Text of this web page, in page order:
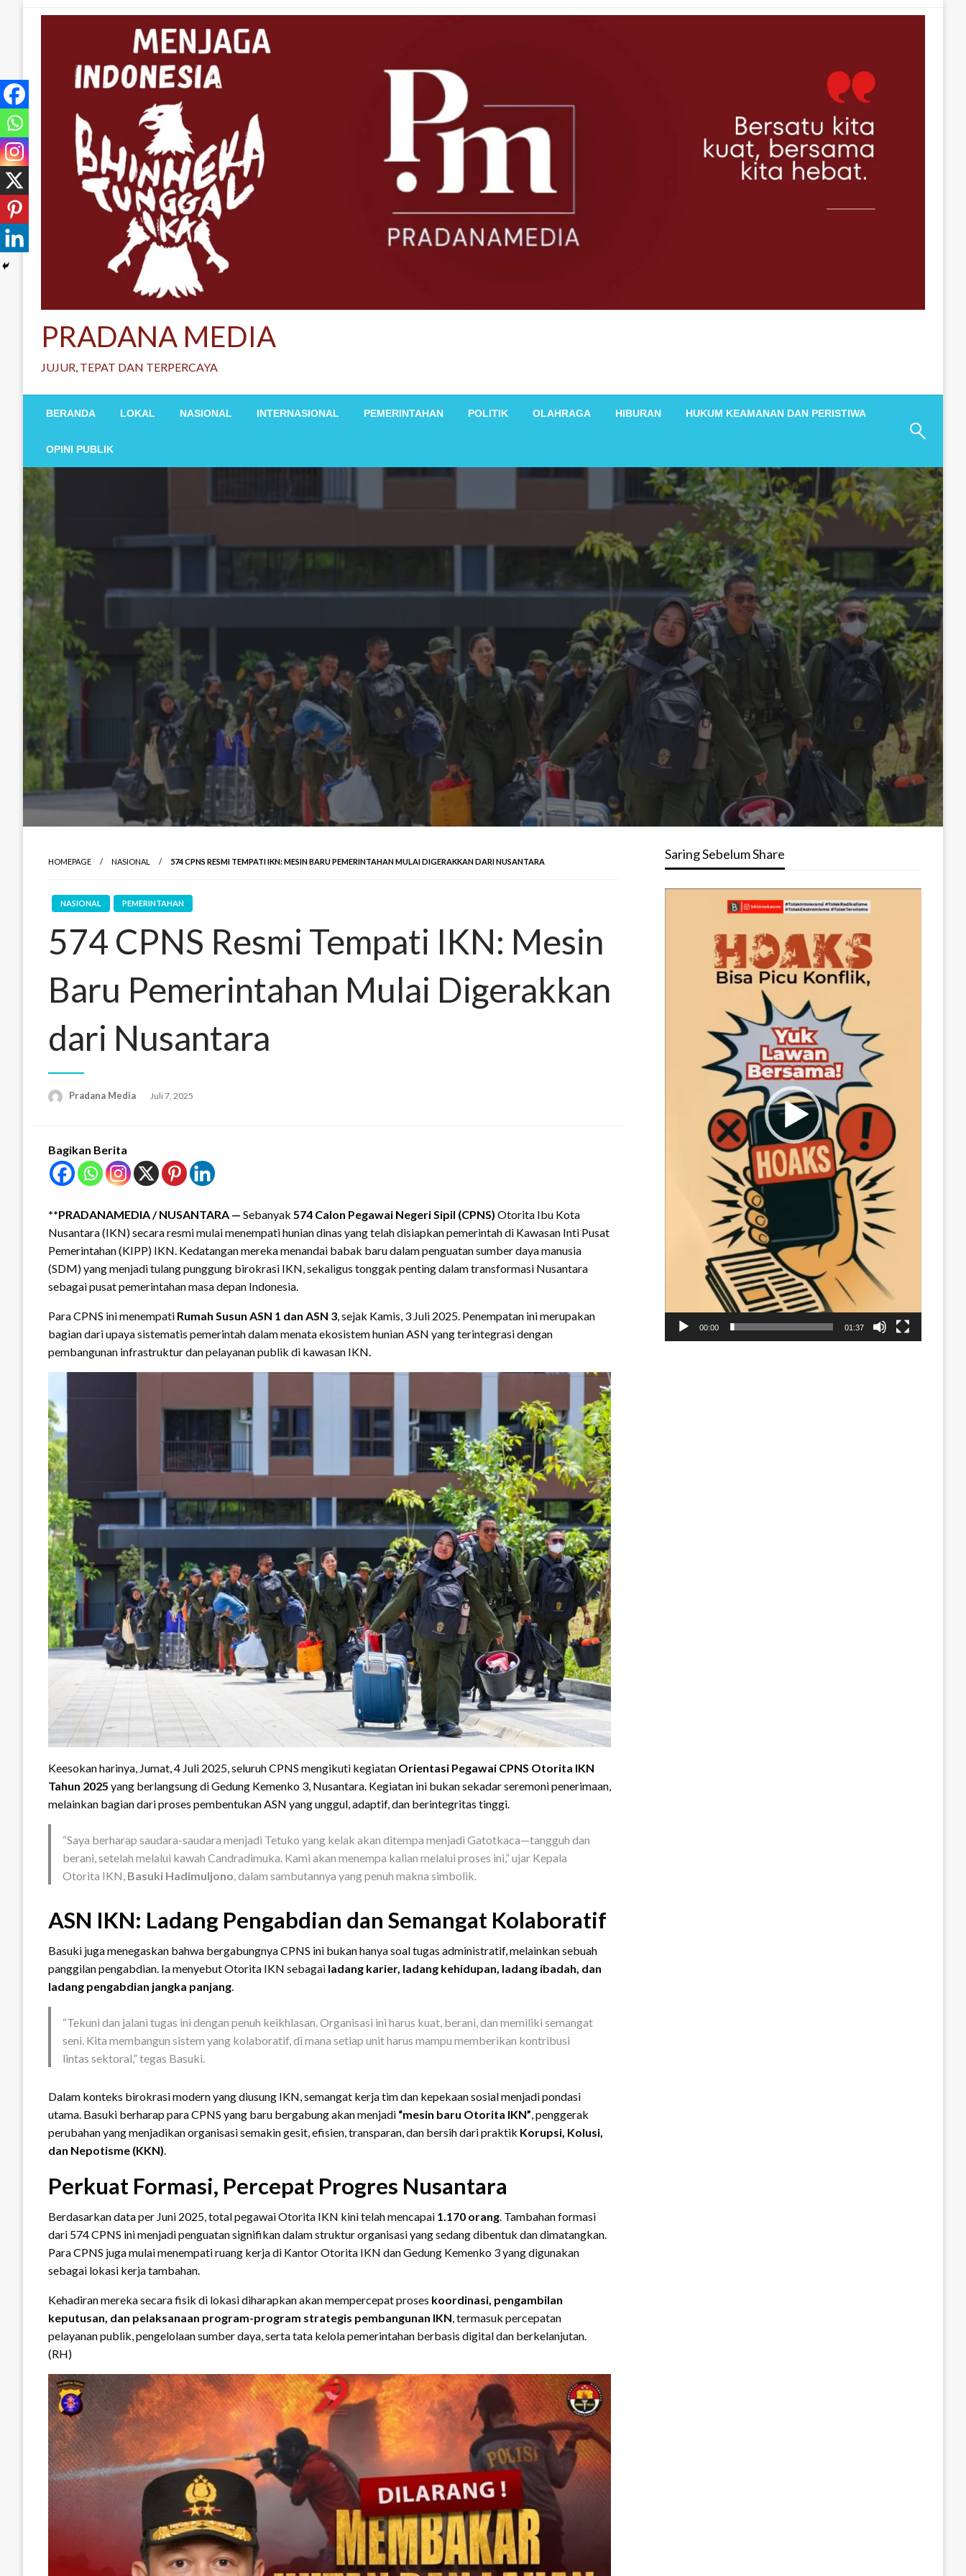
PRADANA MEDIA
JUJUR, TEPAT DAN TERPERCAYA
BERANDA LOKAL NASIONAL INTERNASIONAL PEMERINTAHAN POLITIK OLAHRAGA HIBURAN HUKUM KEAMANAN DAN PERISTIWA
OPINI PUBLIK
HOMEPAGE NASIONAL 574 CPNS RESMI TEMPATI IKN: MESIN BARU PEMERINTAHAN MULAI DIGERAKKAN DARI NUSANTARA
NASIONAL PEMERINTAHAN
574 CPNS Resmi Tempati IKN: Mesin
Baru Pemerintahan Mulai Digerakkan
dari Nusantara
Pradana Media Juli 7, 2025
Bagikan Berita
**PRADANAMEDIA / NUSANTARA — Sebanyak 574 Calon Pegawai Negeri Sipil (CPNS) Otorita Ibu Kota
Nusantara (IKN) secara resmi mulai menempati hunian dinas yang telah disiapkan pemerintah di Kawasan Inti Pusat
Pemerintahan (KIPP) IKN. Kedatangan mereka menandai babak baru dalam penguatan sumber daya manusia
(SDM) yang menjadi tulang punggung birokrasi IKN, sekaligus tonggak penting dalam transformasi Nusantara
sebagai pusat pemerintahan masa depan Indonesia.
Para CPNS ini menempati Rumah Susun ASN 1 dan ASN 3, sejak Kamis, 3 Juli 2025. Penempatan ini merupakan
bagian dari upaya sistematis pemerintah dalam menata ekosistem hunian ASN yang terintegrasi dengan
pembangunan infrastruktur dan pelayanan publik di kawasan IKN.
Keesokan harinya, Jumat, 4 Juli 2025, seluruh CPNS mengikuti kegiatan Orientasi Pegawai CPNS Otorita IKN
Tahun 2025 yang berlangsung di Gedung Kemenko 3, Nusantara. Kegiatan ini bukan sekadar seremoni penerimaan,
melainkan bagian dari proses pembentukan ASN yang unggul, adaptif, dan berintegritas tinggi.
“Saya berharap saudara-saudara menjadi Tetuko yang kelak akan ditempa menjadi Gatotkaca—tangguh dan
berani, setelah melalui kawah Candradimuka. Kami akan menempa kalian melalui proses ini,” ujar Kepala
Otorita IKN, Basuki Hadimuljono, dalam sambutannya yang penuh makna simbolik.
ASN IKN: Ladang Pengabdian dan Semangat Kolaboratif
Basuki juga menegaskan bahwa bergabungnya CPNS ini bukan hanya soal tugas administratif, melainkan sebuah
panggilan pengabdian. Ia menyebut Otorita IKN sebagai ladang karier, ladang kehidupan, ladang ibadah, dan
ladang pengabdian jangka panjang.
“Tekuni dan jalani tugas ini dengan penuh keikhlasan. Organisasi ini harus kuat, berani, dan memiliki semangat
seni. Kita membangun sistem yang kolaboratif, di mana setiap unit harus mampu memberikan kontribusi
lintas sektoral,” tegas Basuki.
Dalam konteks birokrasi modern yang diusung IKN, semangat kerja tim dan kepekaan sosial menjadi pondasi
utama. Basuki berharap para CPNS yang baru bergabung akan menjadi “mesin baru Otorita IKN”, penggerak
perubahan yang menjadikan organisasi semakin gesit, efisien, transparan, dan bersih dari praktik Korupsi, Kolusi,
dan Nepotisme (KKN).
Perkuat Formasi, Percepat Progres Nusantara
Berdasarkan data per Juni 2025, total pegawai Otorita IKN kini telah mencapai 1.170 orang. Tambahan formasi
dari 574 CPNS ini menjadi penguatan signifikan dalam struktur organisasi yang sedang dibentuk dan dimatangkan.
Para CPNS juga mulai menempati ruang kerja di Kantor Otorita IKN dan Gedung Kemenko 3 yang digunakan
sebagai lokasi kerja tambahan.
Kehadiran mereka secara fisik di lokasi diharapkan akan mempercepat proses koordinasi, pengambilan
keputusan, dan pelaksanaan program-program strategis pembangunan IKN, termasuk percepatan
pelayanan publik, pengelolaan sumber daya, serta tata kelola pemerintahan berbasis digital dan berkelanjutan.
(RH)
Saring Sebelum Share
00:00 01:37